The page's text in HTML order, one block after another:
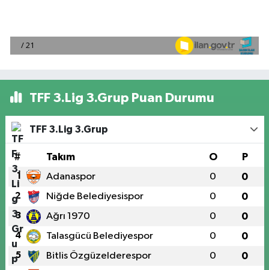
TFF 3.Lig 3.Grup Puan Durumu
TFF 3.Lig 3.Grup
# Takım O P
1 Adanaspor 0 0
2 Niğde Belediyesispor 0 0
3 Ağrı 1970 0 0
4 Talasgücü Belediyespor 0 0
5 Bitlis Özgüzelderespor 0 0